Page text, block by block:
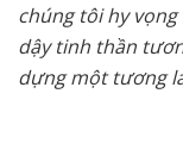
chúng tôi hy
dậy tinh thần
dựng một tương